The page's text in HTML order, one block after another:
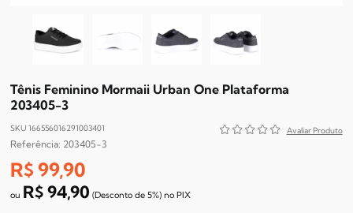
Tênis Feminino Mormaii Urban One Plataforma
203405-3
SKU 166556016291003401
203405-3
R$ 99,90
R$ 94,90 (Desconto de 5%) no PIX